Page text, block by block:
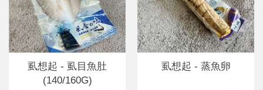
虱想起 - 虱目魚肚
(140/160G)
虱想起 - 蒸魚卵